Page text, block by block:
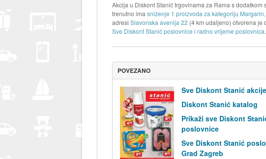
Akcija u Diskont Stanić trgovinama za Rama s
trenutno ima sniženje 1 proizvoda za kategoriju
adresi Slavonska avenija 22 (4 km udaljeno) otvorena je
Sve Diskont Stanić poslovnice i radno vrijeme poslovnica.
POVEZANO
Sve Diskont Stanić akcije
Diskont Stanić katalog
Prikaži sve Diskont
poslovnice
Sve Diskont Stanić
Grad Zagreb